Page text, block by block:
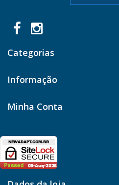
Categorias
Informação
Minha Conta